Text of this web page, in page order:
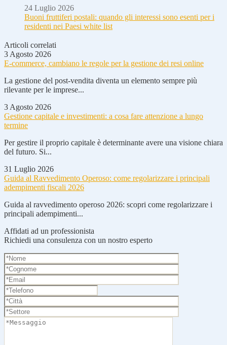
24 Luglio 2026
Buoni fruttiferi postali: quando gli interessi sono esenti per i
residenti nei Paesi white list
Articoli correlati
3 Agosto 2026
E-commerce, cambiano le regole per la gestione dei resi online
La gestione del post-vendita diventa un elemento sempre più
rilevante per le imprese...
3 Agosto 2026
Gestione capitale e investimenti: a cosa fare attenzione a lungo
termine
Per gestire il proprio capitale è determinante avere una visione chiara
del futuro. Si...
31 Luglio 2026
Guida al Ravvedimento Operoso: come regolarizzare i principali
adempimenti fiscali 2026
Guida al ravvedimento operoso 2026: scopri come regolarizzare i
principali adempimenti...
Affidati ad un professionista
Richiedi una consulenza con un nostro esperto